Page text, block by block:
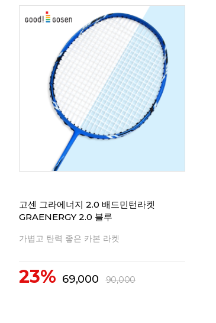
고센 그라에너지 2.0 배드민턴라켓
GRAENERGY 2.0 블루
가볍고 탄력 좋은 카본 라켓
23% 69,000 90,000